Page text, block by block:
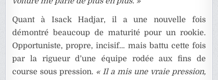
Quant à Isack Hadjar, il a une nouvelle fois
démontré beaucoup de maturité pour un rookie.
Opportuniste, propre, incisif… mais battu cette fois
par la rigueur d’une équipe rodée aux fins de
course sous pression. « Il a mis une vraie pression,